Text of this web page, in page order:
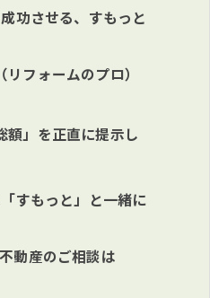
功させる、すもっと
フォームのプロ）
額」を正直に提示し
すもっと」と一緒に
動産のご相談は